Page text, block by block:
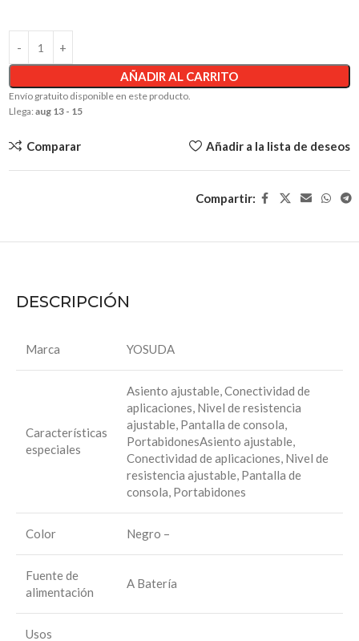
AÑADIR AL CARRITO
Envío gratuito disponible en este producto.
Llega: aug 13 - 15
Comparar Añadir a la lista de deseos
Compartir:
DESCRIPCIÓN
Marca YOSUDA
Características
especiales
Asiento ajustable, Conectividad de
aplicaciones, Nivel de resistencia
ajustable, Pantalla de consola,
PortabidonesAsiento ajustable,
Conectividad de aplicaciones, Nivel de
resistencia ajustable, Pantalla de
consola, Portabidones
Color Negro –
Fuente de
alimentación
A Batería
Usos